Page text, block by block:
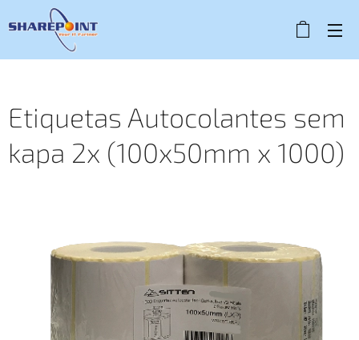
Etiquetas Autocolantes sem
kapa 2x (100x50mm x 1000)